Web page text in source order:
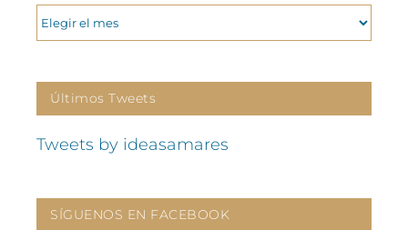
ARCHIVOS
Últimos Tweets
Tweets by ideasamares
SÍGUENOS EN FACEBOOK